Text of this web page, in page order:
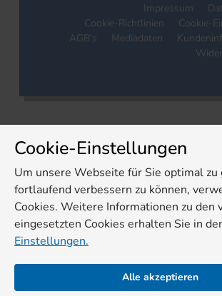
Impressum
Cookie-Richtlinien
Cookie-
AGB's
Mediadaten
Cookie-Einstellungen
Um unsere Webseite für Sie optimal
fortlaufend verbessern zu können,
Cookies. Weitere Informationen zu den
eingesetzten Cookies erhalten Sie in
Einstellungen.
Alle akzeptieren